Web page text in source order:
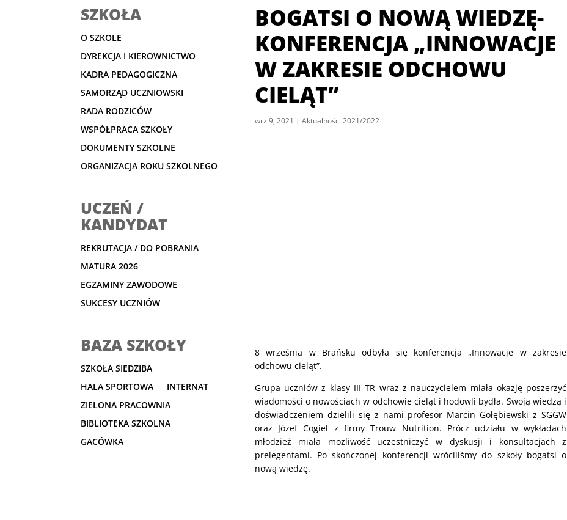
SZKOŁA
O SZKOLE
DYREKCJA I KIEROWNICTWO
KADRA PEDAGOGICZNA
SAMORZĄD UCZNIOWSKI
RADA RODZICÓW
WSPÓŁPRACA SZKOŁY
DOKUMENTY SZKOLNE
ORGANIZACJA ROKU SZKOLNEGO
UCZEŃ /
KANDYDAT
REKRUTACJA / DO POBRANIA
MATURA 2026
EGZAMINY ZAWODOWE
SUKCESY UCZNIÓW
BAZA SZKOŁY
SZKOŁA SIEDZIBA
HALA SPORTOWA
INTERNAT
ZIELONA PRACOWNIA
BIBLIOTEKA SZKOLNA
GACÓWKA
BOGATSI O NOWĄ WIEDZĘ-
KONFERENCJA „INNOWACJE
W ZAKRESIE ODCHOWU
CIELĄT”
wrz 9, 2021 | Aktualności 2021/2022
8 września w Brańsku odbyła się konferencja „Innowacje w zakresie
odchowu cieląt”.
Grupa uczniów z klasy III TR wraz z nauczycielem miała okazję poszerzyć
wiadomości o nowościach w odchowie cieląt i hodowli bydła. Swoją wiedzą i
doświadczeniem dzielili się z nami profesor Marcin Gołębiewski z SGGW
oraz Józef Cogiel z firmy Trouw Nutrition. Prócz udziału w wykładach
młodzież miała możliwość uczestniczyć w dyskusji i konsultacjach z
prelegentami. Po skończonej konferencji wróciliśmy do szkoły bogatsi o
nową wiedzę.